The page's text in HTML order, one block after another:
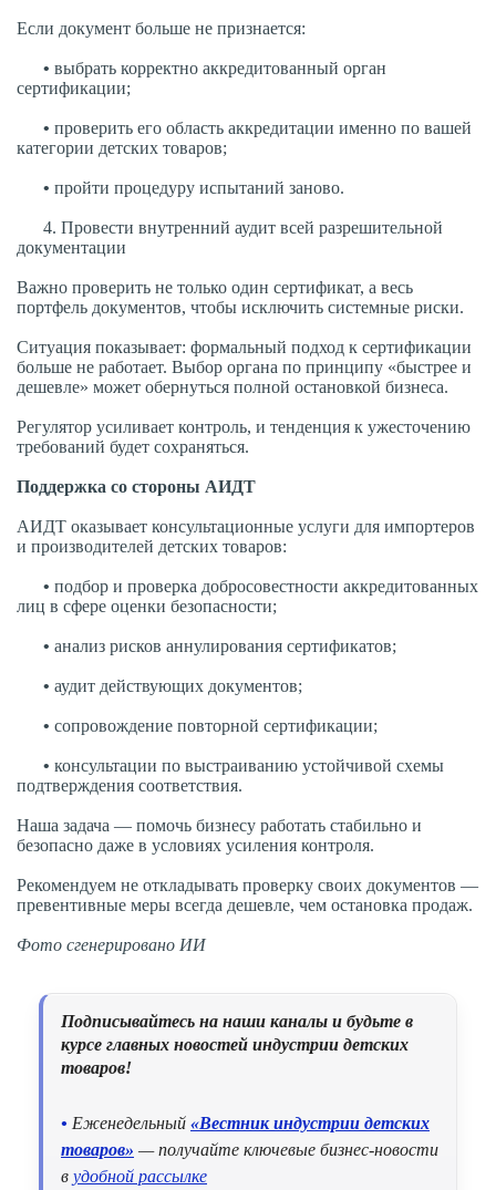
Если документ больше не признается:
• выбрать корректно аккредитованный орган
сертификации;
• проверить его область аккредитации именно по вашей
категории детских товаров;
• пройти процедуру испытаний заново.
4. Провести внутренний аудит всей разрешительной
документации
Важно проверить не только один сертификат, а весь
портфель документов, чтобы исключить системные риски.
Ситуация показывает: формальный подход к сертификации
больше не работает. Выбор органа по принципу «быстрее и
дешевле» может обернуться полной остановкой бизнеса.
Регулятор усиливает контроль, и тенденция к ужесточению
требований будет сохраняться.
Поддержка со стороны АИДТ
АИДТ оказывает консультационные услуги для импортеров
и производителей детских товаров:
• подбор и проверка добросовестности аккредитованных
лиц в сфере оценки безопасности;
• анализ рисков аннулирования сертификатов;
• аудит действующих документов;
• сопровождение повторной сертификации;
• консультации по выстраиванию устойчивой схемы
подтверждения соответствия.
Наша задача — помочь бизнесу работать стабильно и
безопасно даже в условиях усиления контроля.
Рекомендуем не откладывать проверку своих документов —
превентивные меры всегда дешевле, чем остановка продаж.
Фото сгенерировано ИИ
Подписывайтесь на наши каналы и будьте в
курсе главных новостей индустрии детских
товаров!
• Еженедельный «Вестник индустрии детских
товаров» — получайте ключевые бизнес-новости
в удобной рассылке